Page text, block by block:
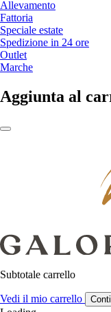
Allevamento
Fattoria
Speciale estate
Spedizione in 24 ore
Outlet
Marche
Aggiunta al
Subtotale carrello
Vedi il mio carrello